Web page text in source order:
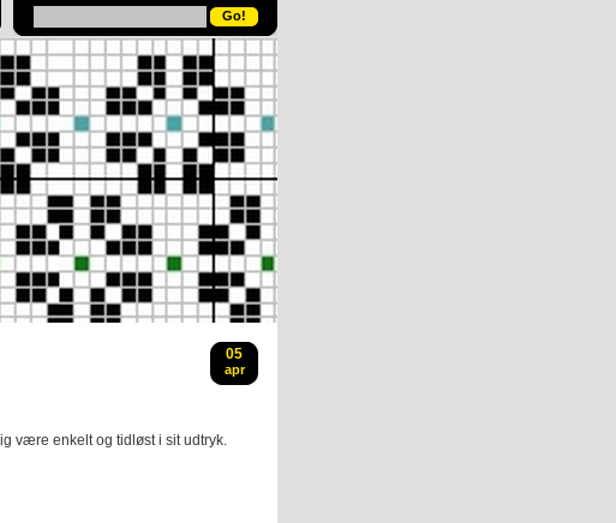
05
apr
være enkelt og tidløst i sit udtryk.